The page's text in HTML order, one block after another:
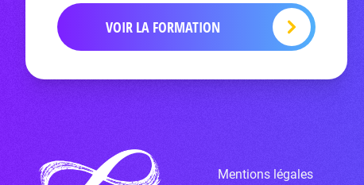
VOIR LA FORMATION
Mentions légales